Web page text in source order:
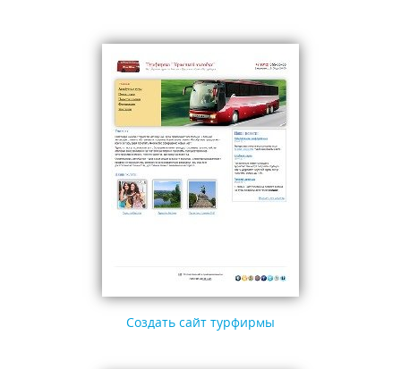
Создать сайт турфирмы